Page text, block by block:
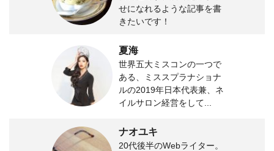
せになれるような記事を書
きたいです！
夏海
世界五大ミスコンの一つで
ある、ミススプラナショナ
ルの2019年日本代表兼、ネ
イルサロン経営をして...
ナオユキ
20代後半のWebライター。